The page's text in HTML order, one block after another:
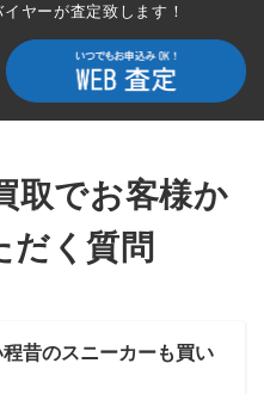
す。
円買取
ヤーが査定致します！
取でお客様か
だく質問
昔のスニーカーも買い